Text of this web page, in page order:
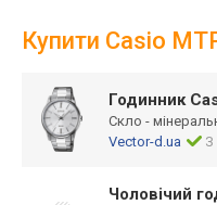
Купити Casio
Годинник
Скло -
Vector-d.ua
З
Чоловічий